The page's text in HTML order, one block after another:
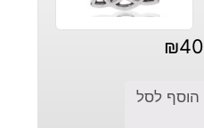
₪40
הוסף לסל